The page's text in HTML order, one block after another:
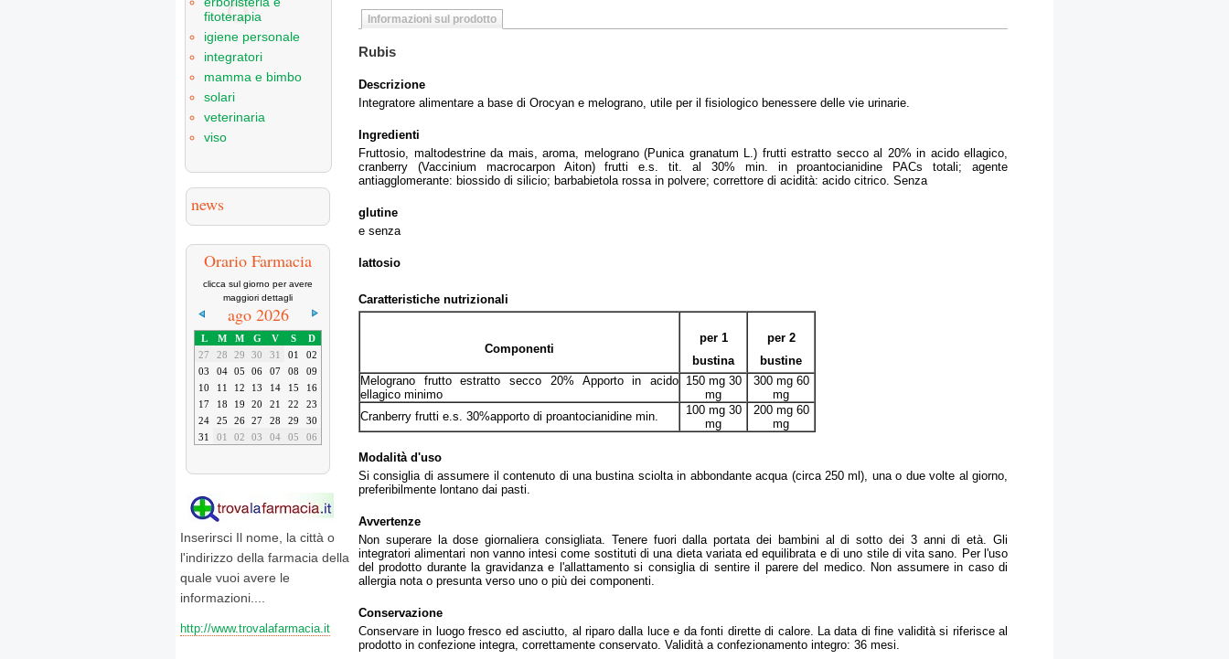
fitoterapia
igiene personale
integratori
mamma e bimbo
solari
veterinaria
viso
news
Orario Farmacia
clicca sul giorno per avere
maggiori dettagli
ago 2026
L M M G V S
D
27
28 29 30 31 01
02
03
04 05 06 07 08
09
10
11 12 13 14 15
16
17
18 19 20 21 22
23
24
25 26 27 28 29
30
31
01 02 03 04 05 06
Inserirsci Il nome, la città o
l'indirizzo della farmacia della
quale vuoi avere le
informazioni....
http://www.trovalafarmacia.it
Informazioni sul prodotto
Rubis
Descrizione
Integratore alimentare a base di Orocyan e melograno, utile per il fisiologico benessere delle vie urinarie.
Ingredienti
Fruttosio, maltodestrine da mais, aroma, melograno (Punica granatum L.) frutti estratto secco al 20% in acido ellagico,
cranberry (Vaccinium macrocarpon Aiton) frutti e.s. tit. al 30% min. in proantocianidine PACs totali; agente
antiagglomerante: biossido di silicio; barbabietola rossa in polvere; correttore di acidità: acido citrico. Senza
glutine
e senza
lattosio
Caratteristiche nutrizionali
Componenti
per 1
bustina
per 2
bustine
Melograno frutto estratto secco 20% Apporto in acido
ellagico minimo
150 mg 30
mg
300 mg 60
mg
Cranberry frutti e.s. 30%apporto di proantocianidine min.
100 mg 30
mg
200 mg 60
mg
Modalità d'uso
Si consiglia di assumere il contenuto di una bustina sciolta in abbondante acqua (circa 250 ml), una o due volte al giorno,
preferibilmente lontano dai pasti.
Avvertenze
Non superare la dose giornaliera consigliata. Tenere fuori dalla portata dei bambini al di sotto dei 3 anni di età. Gli
integratori alimentari non vanno intesi come sostituti di una dieta variata ed equilibrata e di uno stile di vita sano. Per l'uso
del prodotto durante la gravidanza e l'allattamento si consiglia di sentire il parere del medico. Non assumere in caso di
allergia nota o presunta verso uno o più dei componenti.
Conservazione
Conservare in luogo fresco ed asciutto, al riparo dalla luce e da fonti dirette di calore. La data di fine validità si riferisce al
prodotto in confezione integra, correttamente conservato. Validità a confezionamento integro: 36 mesi.